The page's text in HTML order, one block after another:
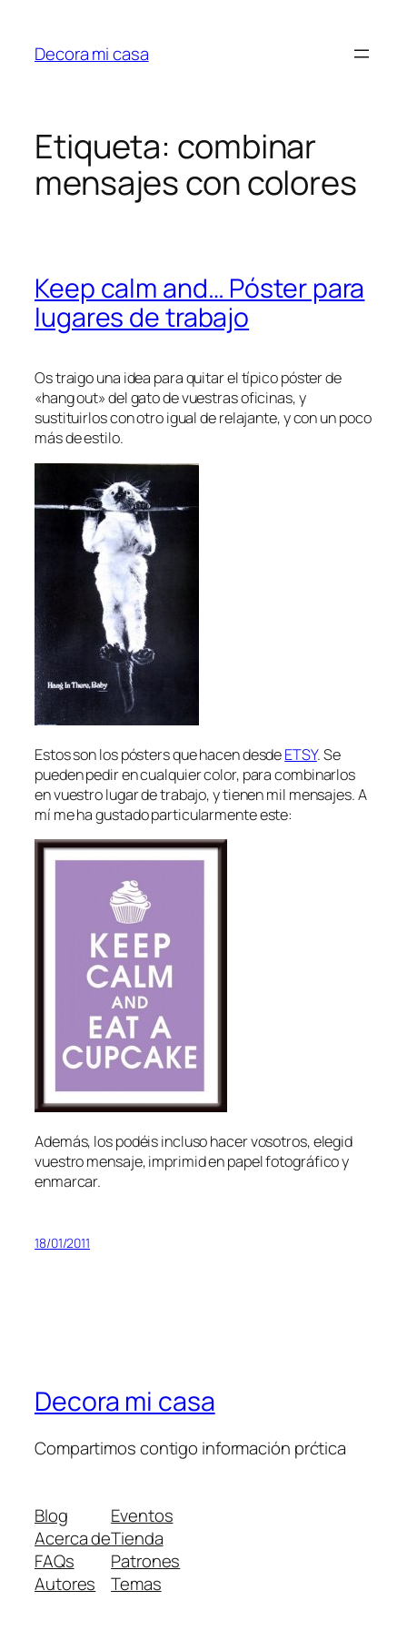
contenido
Decora mi casa
Etiqueta: combinar
mensajes con colores
Keep calm and… Póster para
lugares de trabajo
Os traigo una idea para quitar el típico póster de
«hang out» del gato de vuestras oficinas, y
sustituirlos con otro igual de relajante, y con un poco
más de estilo.
Estos son los pósters que hacen desdeETSY. Se
pueden pedir en cualquier color, para combinarlos
en vuestro lugar de trabajo, y tienen mil mensajes. A
mí me ha gustado particularmente este:
Además, los podéis incluso hacer vosotros, elegid
vuestro mensaje, imprimid en papel fotográfico y
enmarcar.
18/01/2011
Decora mi casa
Compartimos contigo información prćtica
Blog
Acerca de
FAQs
Autores
Eventos
Tienda
Patrones
Temas